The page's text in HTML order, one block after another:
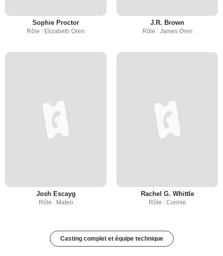
Sophie Proctor
Rôle : Elizabeth Oren
J.R. Brown
Rôle : James Oren
Josh Escayg
Rôle : Mateo
Rachel G. Whittle
Rôle : Connie
Casting complet et équipe technique